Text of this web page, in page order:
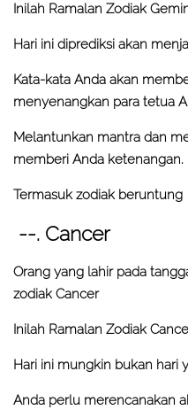
Inilah Ramalan Zodiak
Hari ini diprediksi akan
Kata-kata Anda akan
menyenangkan para tetua
Melantunkan mantra dan
memberi Anda ketenangan.
Termasuk zodiak beruntung
--. Cancer
Orang yang lahir pada
zodiak Cancer
Inilah Ramalan Zodiak
Hari ini mungkin bukan hari
Anda perlu merencanakan